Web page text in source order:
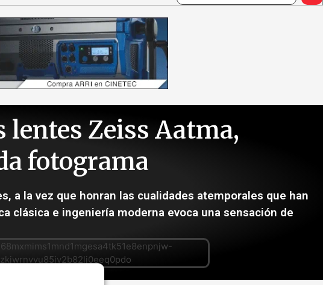
lentes Zeiss Aatma,
fotograma
a la vez que honran las cualidades atemporales que han
clásica e ingeniería moderna evoca una sensación de